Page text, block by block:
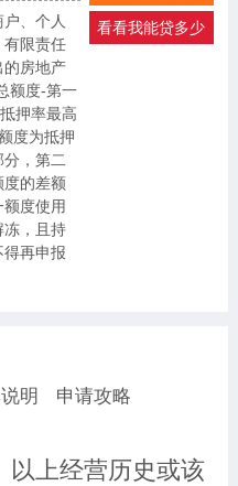
、个人
有限责任
的房地产
额度-第一
押率最高
度为抵押
，第二
度的差额
度使用
冻，且持
再申报
看看我能贷多少
明
申请攻略
以上经营历史或该